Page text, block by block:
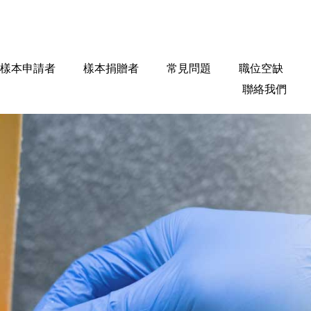
樣本申請者 樣本捐贈者 常見問題
職位空缺
聯絡我們